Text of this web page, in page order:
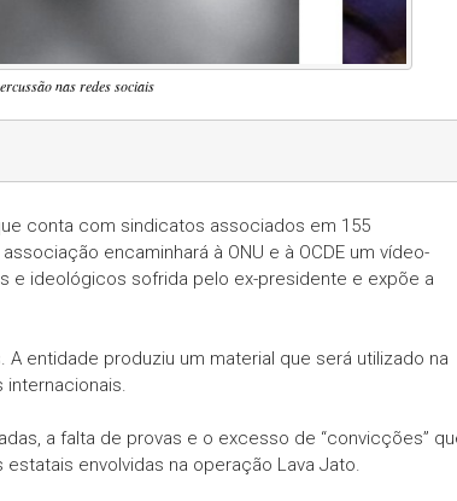
nas redes sociais
conta com sindicatos associados em 155
encaminhará à ONU e à OCDE um vídeo-
e ideológicos sofrida pelo ex-presidente e expõe a
entidade produziu um material que será utilizado na
internacionais.
a falta de provas e o excesso de “convicções”
envolvidas na operação Lava Jato.